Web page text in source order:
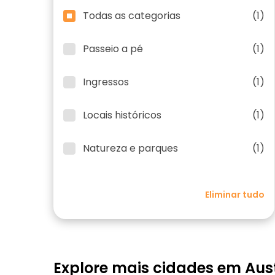
Todas as categorias (1)
Passeio a pé (1)
Ingressos (1)
Locais históricos (1)
Natureza e parques (1)
Eliminar tudo
Explore mais cidades em